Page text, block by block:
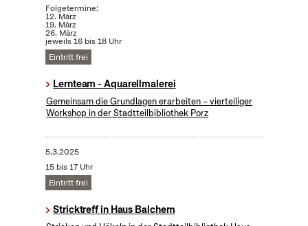
Folgetermine:
12. März
19. März
26. März
jeweils 16 bis 18 Uhr
Eintritt frei
Lernteam - Aquarellmalerei
Gemeinsam die Grundlagen erarbeiten – vierteiliger
Workshop in der Stadtteilbibliothek Porz
5.3.2025
15 bis 17 Uhr
Eintritt frei
Stricktreff in Haus Balchem